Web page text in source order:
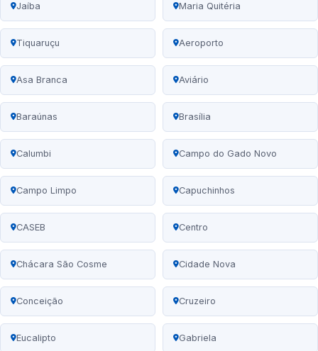
Jaíba Maria Quitéria
Tiquaruçu Aeroporto
Asa Branca Aviário
Baraúnas Brasília
Calumbi Campo do Gado Novo
Campo Limpo Capuchinhos
CASEB Centro
Chácara São Cosme Cidade Nova
Conceição Cruzeiro
Eucalipto Gabriela